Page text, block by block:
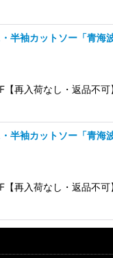
半袖カットソー「青海
再入荷なし・返品不
半袖カットソー「青海
再入荷なし・返品不